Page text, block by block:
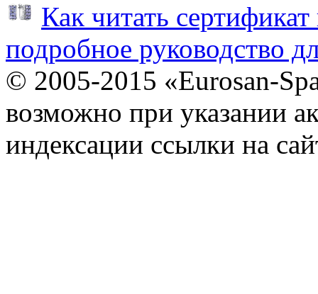
Как читать
подробное руководство
© 2005-2015 «Eurosan-
возможно при указании
индексации ссылки на